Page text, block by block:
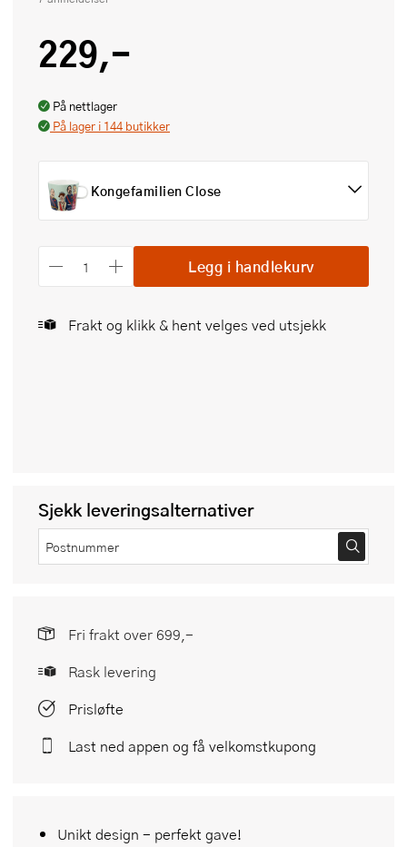
229,-
På nettlager
På lager i 144 butikker
Kongefamilien Close
Legg i handlekurv
Frakt og klikk & hent velges ved utsjekk
Unikt design - perfekt gave!
Sjekk leveringsalternativer
Fri frakt over 699,-
Rask levering
Prisløfte
Last ned appen og få velkomstkupong